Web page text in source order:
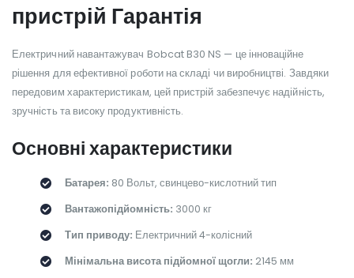
пристрій Гарантія
Електричний навантажувач Bobcat B30 NS — це інноваційне
рішення для ефективної роботи на складі чи виробництві. Завдяки
передовим характеристикам, цей пристрій забезпечує надійність,
зручність та високу продуктивність.
Основні характеристики
Батарея: 80 Вольт, свинцево-кислотний тип
Вантажопідйомність: 3000 кг
Тип приводу: Електричний 4-колісний
Мінімальна висота підйомної щогли: 2145 мм